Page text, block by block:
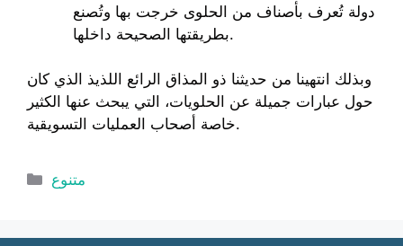
دولة تُعرف بأصناف من الحلوى خرجت بها وتُصنع
بطريقتها الصحيحة داخلها.
وبذلك انتهينا من حديثنا ذو المذاق الرائع اللذيذ الذي كان
حول عبارات جميلة عن الحلويات، التي يبحث عنها الكثير
خاصة أصحاب العمليات التسويقية.
Categorías
متنوع